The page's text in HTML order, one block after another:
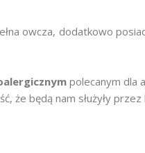
owcza, dodatkowo
polecanym dla
że będą nam służyły przez